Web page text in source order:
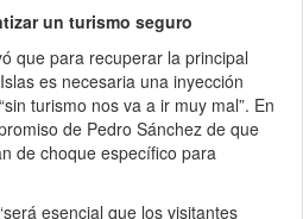
un turismo seguro
que para recuperar la principal
es necesaria una inyección
turismo nos va a ir muy mal”. En
de Pedro Sánchez de que
de choque específico para
esencial que los visitantes